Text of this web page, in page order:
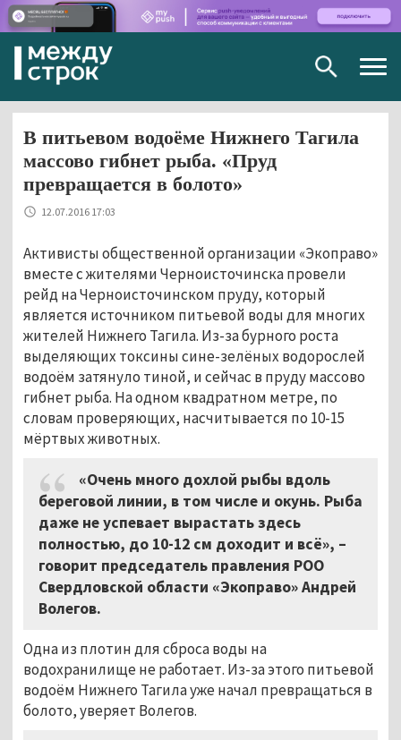
В питьевом водоёме Нижнего Тагила
массово гибнет рыба. «Пруд
превращается в болото»
12.07.2016 17:03
Активисты общественной организации «Экоправо»
вместе с жителями Черноисточинска провели
рейд на Черноисточинском пруду, который
является источником питьевой воды для многих
жителей Нижнего Тагила. Из-за бурного роста
выделяющих токсины сине-зелёных водорослей
водоём затянуло тиной, и сейчас в пруду массово
гибнет рыба. На одном квадратном метре, по
словам проверяющих, насчитывается по 10-15
мёртвых животных.
«Очень много дохлой рыбы вдоль
береговой линии, в том числе и окунь. Рыба
даже не успевает вырастать здесь
полностью, до 10-12 см доходит и всё», –
говорит председатель правления РОО
Свердловской области «Экоправо» Андрей
Волегов.
Одна из плотин для сброса воды на
водохранилище не работает. Из-за этого питьевой
водоём Нижнего Тагила уже начал превращаться в
болото, уверяет Волегов.